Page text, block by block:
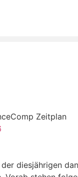
Zeitplan
diesjährigen